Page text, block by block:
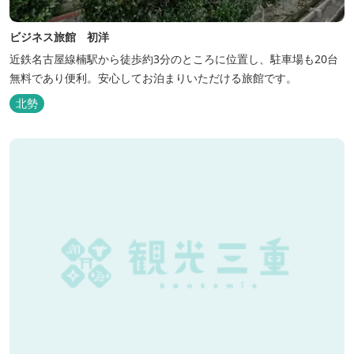
ビジネス旅館 初洋
近鉄名古屋線楠駅から徒歩約3分のところに位置し、駐車場も20台
無料であり便利。安心してお泊まりいただける旅館です。
北勢